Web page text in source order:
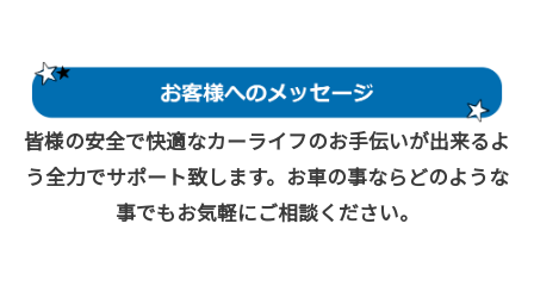
皆様の安全で快適なカーライフのお手伝いが出来るよ
う全力でサポート致します。お車の事ならどのような
事でもお気軽にご相談ください。